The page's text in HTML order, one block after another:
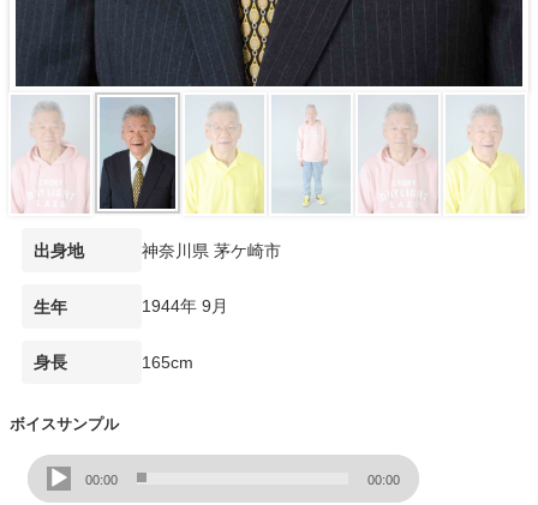
出身地 神奈川県 茅ケ崎市
生年 1944年 9月
身長 165cm
ボイスサンプル
音
声
00:00 00:00